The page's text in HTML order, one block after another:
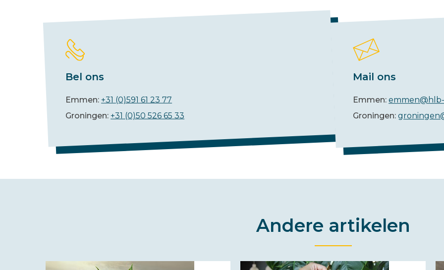
Bel ons
Emmen:+31 (0)591 61 23 77
Groningen:+31 (0)50 526 65 33
Mail ons
Emmen:
Groningen:
Andere artikelen